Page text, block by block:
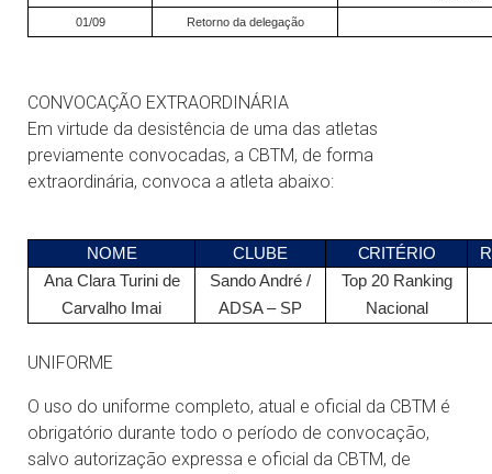
01/09 Retorno da delegação
CONVOCAÇÃO EXTRAORDINÁRIA
Em virtude da desistência de uma das atletas
previamente convocadas, a CBTM, de forma
extraordinária, convoca a atleta abaixo:
NOME CLUBE CRITÉRIO
Ana Clara Turini de
Carvalho Imai
Sando André /
ADSA – SP
Top 20 Ranking
Nacional
UNIFORME
O uso do uniforme completo, atual e oficial da CBTM é
obrigatório durante todo o período de convocação,
salvo autorização expressa e oficial da CBTM, de